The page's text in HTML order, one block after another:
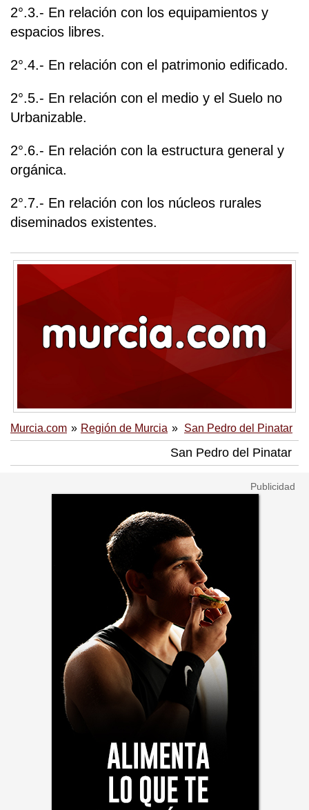
2°.3.- En relación con los equipamientos y
espacios libres.
2°.4.- En relación con el patrimonio edificado.
2°.5.- En relación con el medio y el Suelo no
Urbanizable.
2°.6.- En relación con la estructura general y
orgánica.
2°.7.- En relación con los núcleos rurales
diseminados existentes.
Murcia.com Región de Murcia San Pedro del Pinatar
San Pedro del Pinatar